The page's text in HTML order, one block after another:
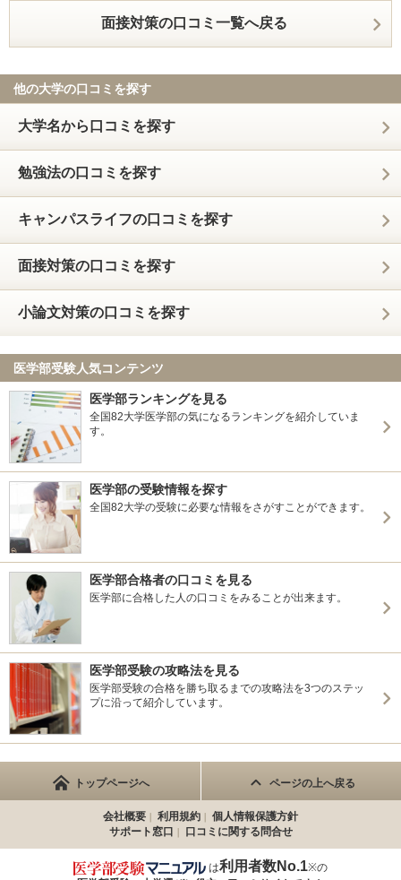
面接対策の口コミ一覧へ戻る
他の大学の口コミを探す
大学名から口コミを探す
勉強法の口コミを探す
キャンパスライフの口コミを探す
面接対策の口コミを探す
小論文対策の口コミを探す
医学部受験人気コンテンツ
医学部ランキングを見る
全国82大学医学部の気になるランキングを紹介していま
す。
医学部の受験情報を探す
全国82大学の受験に必要な情報をさがすことができます。
医学部合格者の口コミを見る
医学部に合格した人の口コミをみることが出来ます。
医学部受験の攻略法を見る
医学部受験の合格を勝ち取るまでの攻略法を3つのステッ
プに沿って紹介しています。
トップページへ ページの上へ戻る
会社概要 利用規約
個人情報保護方針
サポート窓口
口コミに関する問合せ
は利用者数No.1※の